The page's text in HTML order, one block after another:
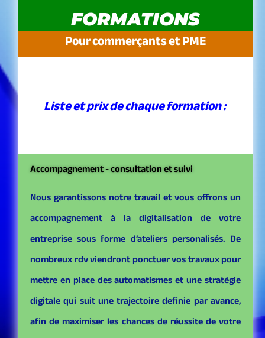
FORMATIONS
Pour commerçants et PME
Liste et prix de chaque formation :
Accompagnement - consultation et suivi
Nous garantissons notre travail et vous offrons un
accompagnement à la digitalisation de votre
entreprise sous forme d’ateliers personalisés. De
nombreux rdv viendront ponctuer vos travaux pour
mettre en place des automatismes et une stratégie
digitale qui suit une trajectoire definie par avance,
afin de maximiser les chances de réussite de votre